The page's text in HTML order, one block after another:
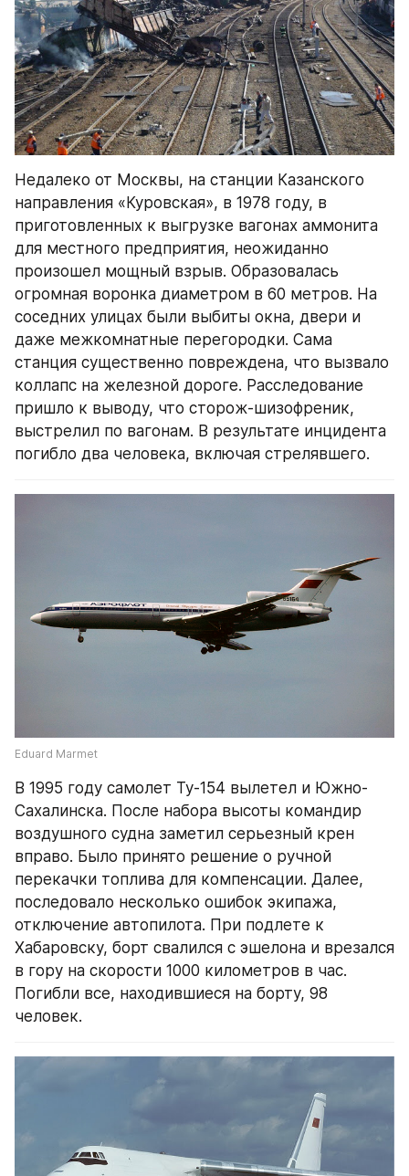
Недалеко от Москвы, на станции Казанского
направления «Куровская», в 1978 году, в
приготовленных к выгрузке вагонах аммонита
для местного предприятия, неожиданно
произошел мощный взрыв. Образовалась
огромная воронка диаметром в 60 метров. На
соседних улицах были выбиты окна, двери и
даже межкомнатные перегородки. Сама
станция существенно повреждена, что вызвало
коллапс на железной дороге. Расследование
пришло к выводу, что сторож-шизофреник,
выстрелил по вагонам. В результате инцидента
погибло два человека, включая стрелявшего.
Eduard Marmet
В 1995 году самолет Ту-154 вылетел и Южно-
Сахалинска. После набора высоты командир
воздушного судна заметил серьезный крен
вправо. Было принято решение о ручной
перекачки топлива для компенсации. Далее,
последовало несколько ошибок экипажа,
отключение автопилота. При подлете к
Хабаровску, борт свалился с эшелона и врезался
в гору на скорости 1000 километров в час.
Погибли все, находившиеся на борту, 98
человек.